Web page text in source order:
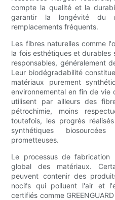
compte la qualité et la
garantir la longévité du
remplacements fréquents.
Les fibres naturelles comme
la fois esthétiques et durables
responsables, généralement
Leur biodégradabilité
matériaux purement
environnemental en fin de
utilisent par ailleurs des
pétrochimie, moins
toutefois, les progrès
synthétiques
prometteuses.
Le processus de fabrication
global des matériaux.
peuvent contenir des
nocifs qui polluent l'air et
certifiés comme